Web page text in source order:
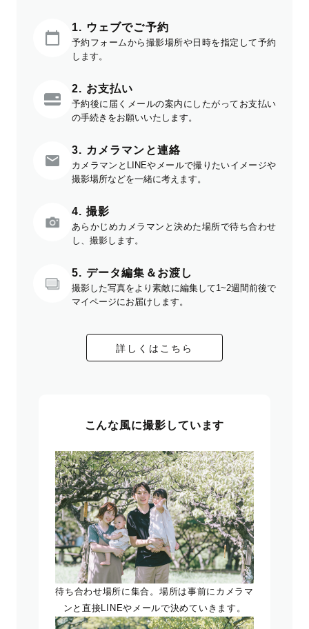
1. ウェブでご予約
予約フォームから撮影場所や日時を指定して予約
します。
2. お支払い
予約後に届くメールの案内にしたがってお支払い
の手続きをお願いいたします。
3. カメラマンと連絡
カメラマンとLINEやメールで撮りたいイメージや
撮影場所などを一緒に考えます。
4. 撮影
あらかじめカメラマンと決めた場所で待ち合わせ
し、撮影します。
5. データ編集＆お渡し
撮影した写真をより素敵に編集して1~2週間前後で
マイページにお届けします。
詳しくはこちら
こんな風に撮影しています
待ち合わせ場所に集合。場所は事前にカメラマ
ンと直接LINEやメールで決めていきます。